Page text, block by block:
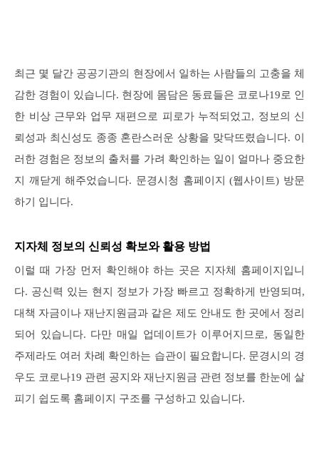
최근 몇 달간 공공기관의 현장에서 일하는 사람들의 고충을 체
감한 경험이 있습니다. 현장에 몸담은 동료들은 코로나19로 인
한 비상 근무와 업무 재편으로 피로가 누적되었고, 정보의 신
뢰성과 최신성도 종종 혼란스러운 상황을 맞닥뜨렸습니다. 이
러한 경험은 정보의 출처를 가려 확인하는 일이 얼마나 중요한
지 깨닫게 해주었습니다. 문경시청 홈페이지 (웹사이트) 방문
하기 입니다.
지자체 정보의 신뢰성 확보와 활용 방법
이럴 때 가장 먼저 확인해야 하는 곳은 지자체 홈페이지입니
다. 공신력 있는 현지 정보가 가장 빠르고 정확하게 반영되며,
대책 자금이나 재난지원금과 같은 제도 안내도 한 곳에서 정리
되어 있습니다. 다만 매일 업데이트가 이루어지므로, 동일한
주제라도 여러 차례 확인하는 습관이 필요합니다. 문경시의 경
우도 코로나19 관련 공지와 재난지원금 관련 정보를 한눈에 살
피기 쉽도록 홈페이지 구조를 구성하고 있습니다.